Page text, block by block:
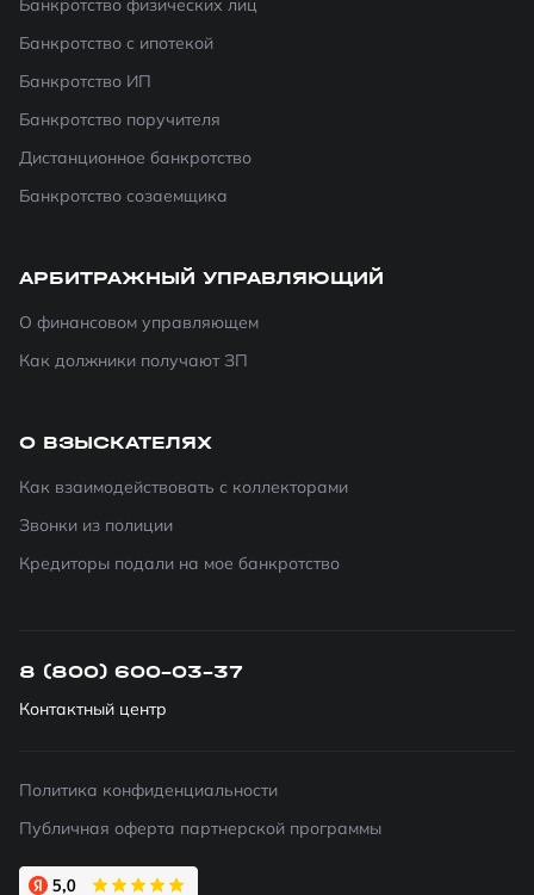
Банкротство физических лиц
Банкротство с ипотекой
Банкротство ИП
Банкротство поручителя
Дистанционное банкротство
Банкротство созаемщика
АРБИТРАЖНЫЙ УПРАВЛЯЮЩИЙ
О финансовом управляющем
Как должники получают ЗП
О ВЗЫСКАТЕЛЯХ
Как взаимодействовать с коллекторами
Звонки из полиции
Кредиторы подали на мое банкротство
8 (800) 600-03-37
Контактный центр
Политика конфиденциальности
Публичная оферта партнерской программы